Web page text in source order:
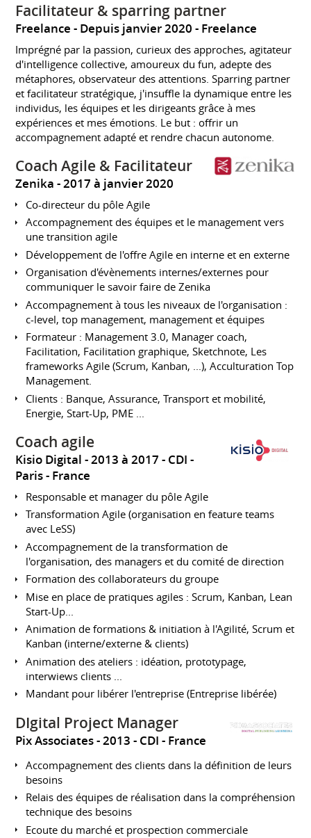
Facilitateur & sparring partner
Freelance Depuis janvier 2020 Freelance
Imprégné par la passion, curieux des approches, agitateur
d'intelligence collective, amoureux du fun, adepte des
métaphores, observateur des attentions. Sparring partner
et facilitateur stratégique, j'insuffle la dynamique entre les
individus, les équipes et les dirigeants grâce à mes
expériences et mes émotions. Le but : offrir un
accompagnement adapté et rendre chacun autonome.
Coach Agile & Facilitateur
Zenika 2017 à janvier 2020
Co-directeur du pôle Agile
Accompagnement des équipes et le management vers
une transition agile
Développement de l'offre Agile en interne et en externe
Organisation d'évènements internes/externes pour
communiquer le savoir faire de Zenika
Accompagnement à tous les niveaux de l'organisation :
c-level, top management, management et équipes
Formateur : Management 3.0, Manager coach,
Facilitation, Facilitation graphique, Sketchnote, Les
frameworks Agile (Scrum, Kanban, ...), Acculturation Top
Management.
Clients : Banque, Assurance, Transport et mobilité,
Energie, Start-Up, PME ...
Coach agile
Kisio Digital 2013 à 2017 CDI
Paris
France
Responsable et manager du pôle Agile
Transformation Agile (organisation en feature teams
avec LeSS)
Accompagnement de la transformation de
l'organisation, des managers et du comité de direction
Formation des collaborateurs du groupe
Mise en place de pratiques agiles : Scrum, Kanban, Lean
Start-Up...
Animation de formations & initiation à l'Agilité, Scrum et
Kanban (interne/externe & clients)
Animation des ateliers : idéation, prototypage,
interwiews clients ...
Mandant pour libérer l'entreprise (Entreprise libérée)
DIgital Project Manager
Pix Associates 2013 CDI France
Accompagnement des clients dans la définition de leurs
besoins
Relais des équipes de réalisation dans la compréhension
technique des besoins
Ecoute du marché et prospection commerciale